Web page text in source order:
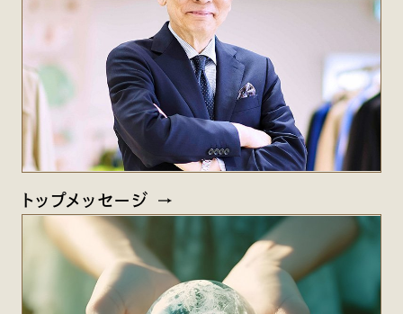
トップメッセージ